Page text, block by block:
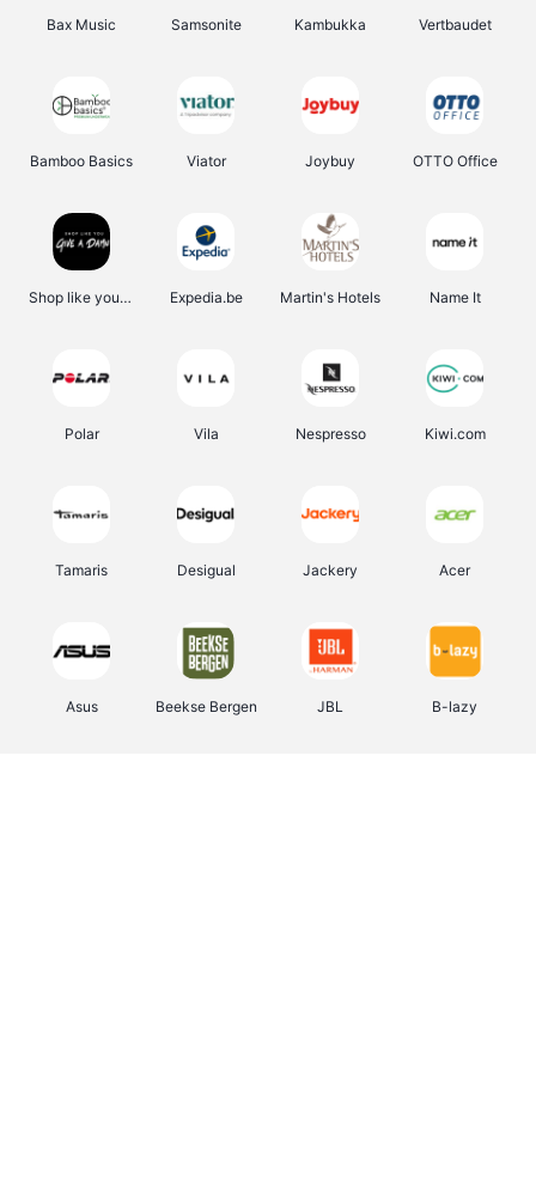
Bax Music Samsonite Kambukka Vertbaudet
Bamboo Basics Viator Joybuy OTTO Office
Shop like you Give A Damn Expedia.be Martin's Hotels Name It
Polar Vila Nespresso Kiwi.com
Tamaris Desigual Jackery Acer
Asus Beekse Bergen JBL B-lazy